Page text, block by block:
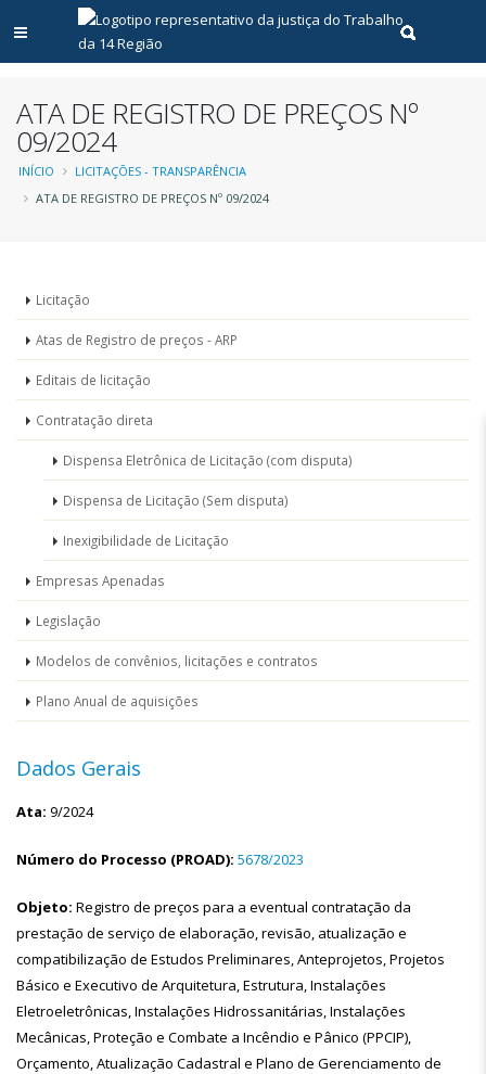
Abrir menu principal
Realizar
ATA DE REGISTRO DE PREÇOS Nº
09/2024
Trilha
INÍCIO
LICITAÇÕES - TRANSPARÊNCIA
ATA DE REGISTRO DE PREÇOS Nº 09/2024
Menu
Licitações
Licitação
Atas de Registro de preços - ARP
Editais de licitação
Contratação direta
Dispensa Eletrônica de Licitação (com disputa)
Dispensa de Licitação (Sem disputa)
Inexigibilidade de Licitação
Empresas Apenadas
Legislação
Modelos de convênios, licitações e contratos
Plano Anual de aquisições
Dados Gerais
Ata: 9/2024
Número do Processo (PROAD): 5678/2023
Objeto: Registro de preços para a eventual contratação da
prestação de serviço de elaboração, revisão, atualização e
compatibilização de Estudos Preliminares, Anteprojetos, Projetos
Básico e Executivo de Arquitetura, Estrutura, Instalações
Eletroeletrônicas, Instalações Hidrossanitárias, Instalações
Mecânicas, Proteção e Combate a Incêndio e Pânico (PPCIP),
Orçamento, Atualização Cadastral e Plano de Gerenciamento de